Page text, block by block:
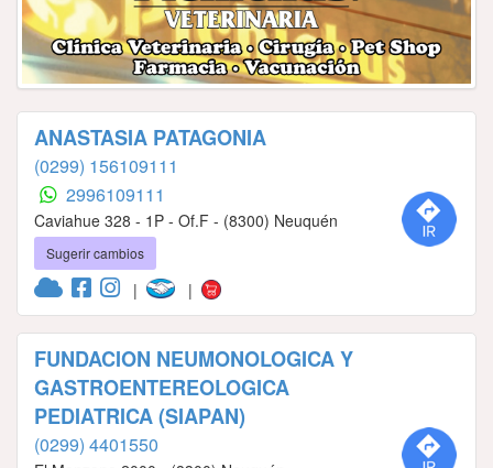
ANASTASIA PATAGONIA
(0299) 156109111
2996109111
Caviahue 328 - 1P - Of.F - (8300) Neuquén
Sugerir cambios
| |
FUNDACION NEUMONOLOGICA Y
GASTROENTEREOLOGICA
PEDIATRICA (SIAPAN)
(0299) 4401550